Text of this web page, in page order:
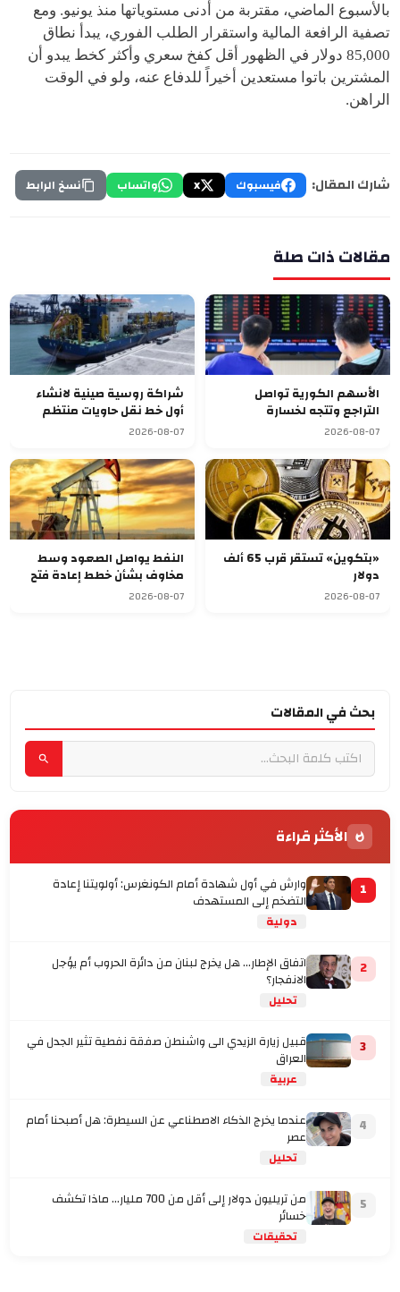
بالأسبوع الماضي، مقتربة من أدنى مستوياتها منذ يونيو. ومع
تصفية الرافعة المالية واستقرار الطلب الفوري، يبدأ نطاق
85,000 دولار في الظهور أقل كفخ سعري وأكثر كخط يبدو أن
المشترين باتوا مستعدين أخيراً للدفاع عنه، ولو في الوقت
الراهن.
شارك المقال: فيسبوك X واتساب نسخ الرابط
مقالات ذات صلة
الأسهم الكورية تواصل
التراجع وتتجه لخسارة
أسبوعية سابعة
2026-08-07
شراكة روسية صينية لانشاء
أول خط نقل حاويات منتظم
يربط آسيا بأوروبا
2026-08-07
«بتكوين» تستقر قرب 65 ألف
دولار
2026-08-07
النفط يواصل الصعود وسط
مخاوف بشأن خطط إعادة فتح
مضيق هرمز
2026-08-07
بحث في المقالات
الأكثر قراءة
1 وارش في أول شهادة أمام الكونغرس: أولويتنا إعادة
التضخم إلى المستهدف
دولية
2 اتفاق الإطار... هل يخرج لبنان من دائرة الحروب أم يؤجل
الانفجار؟
تحليل
3 قبيل زيارة الزيدي الى واشنطن صفقة نفطية تثير الجدل في
العراق
عربية
4 عندما يخرج الذكاء الاصطناعي عن السيطرة: هل أصبحنا أمام
عصر
تحليل
5 من تريليون دولار إلى أقل من 700 مليار… ماذا تكشف
خسائر
تحقيقات